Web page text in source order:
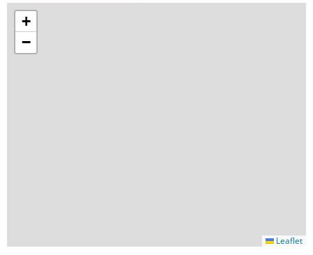
+
−
Leaflet